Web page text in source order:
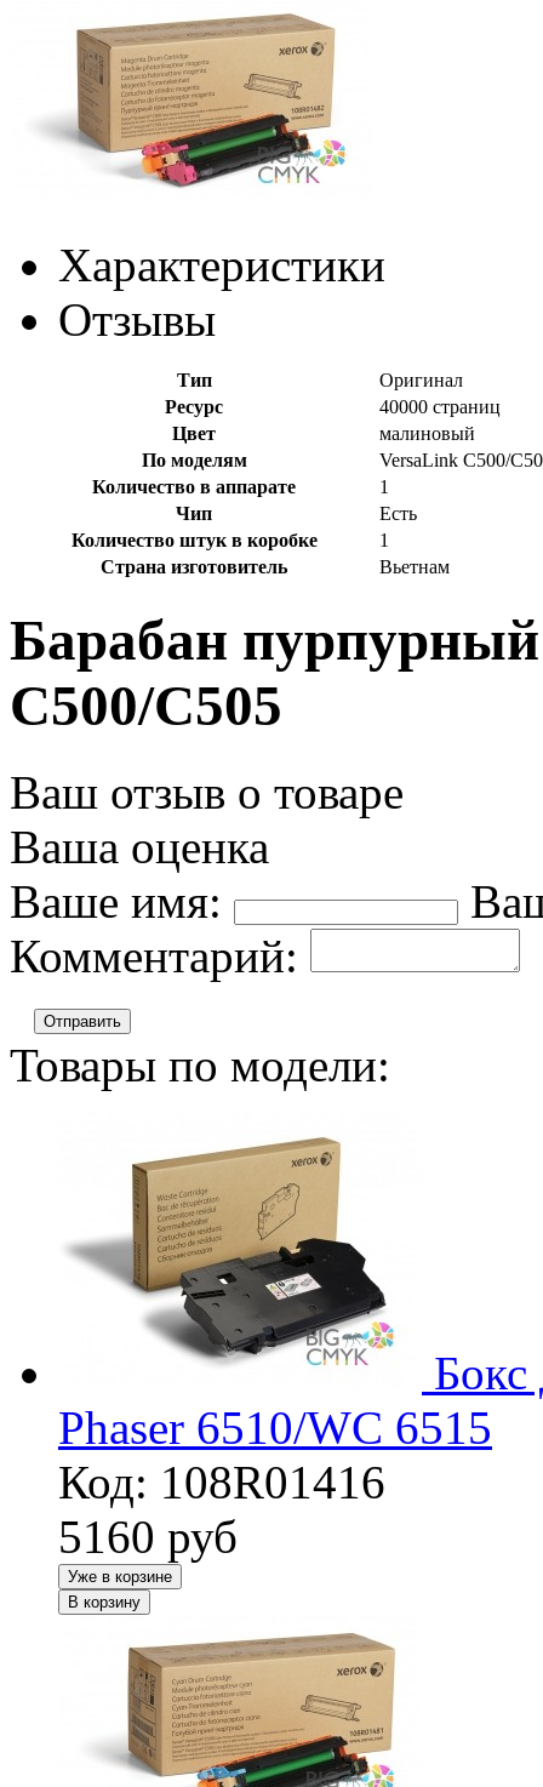
Характеристики
Отзывы
Тип
Оригинал
Ресурс
40000 страниц
Цвет
малиновый
По моделям
VersaLink C500/
Количество в аппарате
1
Чип
Есть
Количество штук в коробке
1
Страна изготовитель
Вьетнам
Барабан
C500/C505
Ваш отзыв о товаре
Ваша оценка
Ваше имя:
Комментарий:
Отправить
Товары по модели:
Бокс
Phaser 6510/WC 6515
Код: 108R01416
5160 руб
Уже в корзине
В корзину